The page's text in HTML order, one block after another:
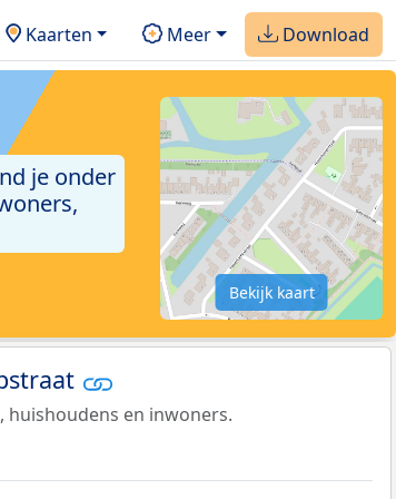
Kaarten Meer Download
je onder
Bekijk kaart
huishoudens en inwoners.